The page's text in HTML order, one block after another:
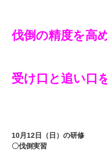
伐倒の精度を高
受け口と追い口
10月12日（日）の研修
〇伐倒実習